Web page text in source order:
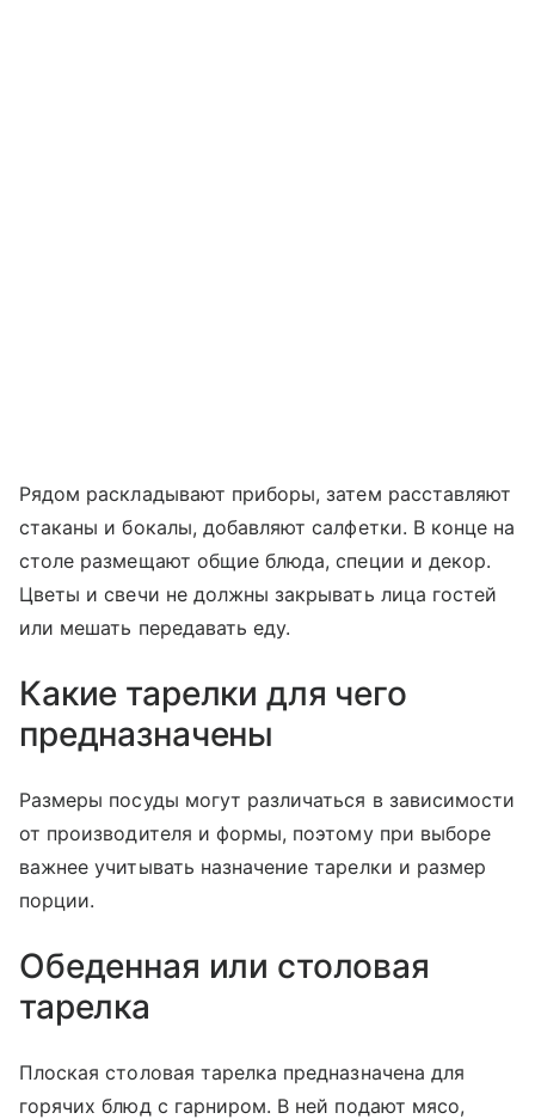
Рядом раскладывают приборы, затем расставляют
стаканы и бокалы, добавляют салфетки. В конце на
столе размещают общие блюда, специи и декор.
Цветы и свечи не должны закрывать лица гостей
или мешать передавать еду.
Какие тарелки для чего
предназначены
Размеры посуды могут различаться в зависимости
от производителя и формы, поэтому при выборе
важнее учитывать назначение тарелки и размер
порции.
Обеденная или столовая
тарелка
Плоская столовая тарелка предназначена для
горячих блюд с гарниром. В ней подают мясо,